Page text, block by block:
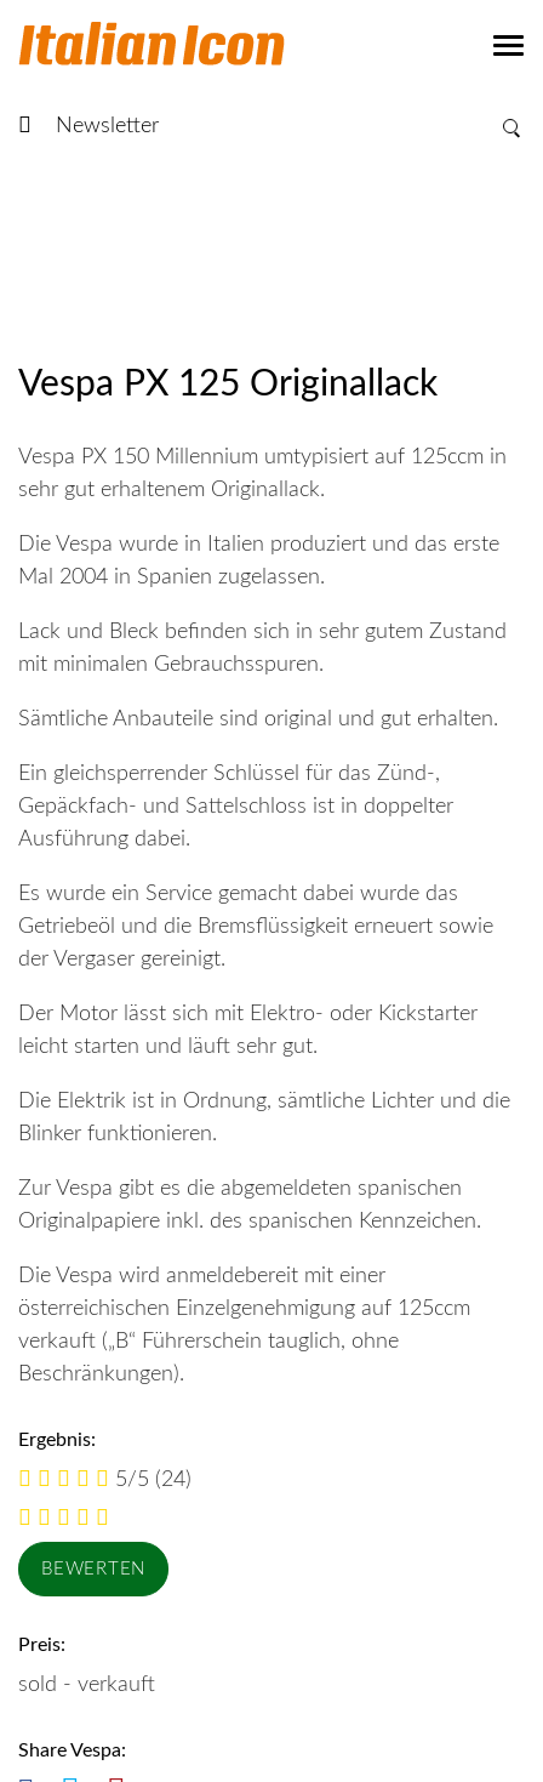
Newsletter
Vespa PX 125 Originallack
Vespa PX 150 Millennium umtypisiert auf 125ccm in
sehr gut erhaltenem Originallack.
Die Vespa wurde in Italien produziert und das erste
Mal 2004 in Spanien zugelassen.
Lack und Bleck befinden sich in sehr gutem Zustand
mit minimalen Gebrauchsspuren.
Sämtliche Anbauteile sind original und gut erhalten.
Ein gleichsperrender Schlüssel für das Zünd-,
Gepäckfach- und Sattelschloss ist in doppelter
Ausführung dabei.
Es wurde ein Service gemacht dabei wurde das
Getriebeöl und die Bremsflüssigkeit erneuert sowie
der Vergaser gereinigt.
Der Motor lässt sich mit Elektro- oder Kickstarter
leicht starten und läuft sehr gut.
Die Elektrik ist in Ordnung, sämtliche Lichter und die
Blinker funktionieren.
Zur Vespa gibt es die abgemeldeten spanischen
Originalpapiere inkl. des spanischen Kennzeichen.
Die Vespa wird anmeldebereit mit einer
österreichischen Einzelgenehmigung auf 125ccm
verkauft („B“ Führerschein tauglich, ohne
Beschränkungen).
Ergebnis:
5/5 (24)
Preis:
sold - verkauft
Share Vespa: